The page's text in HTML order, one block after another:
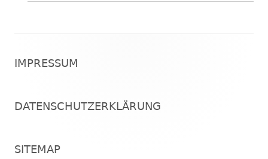
Inhalt
IMPRESSUM
DATENSCHUTZERKLÄRUNG
SITEMAP